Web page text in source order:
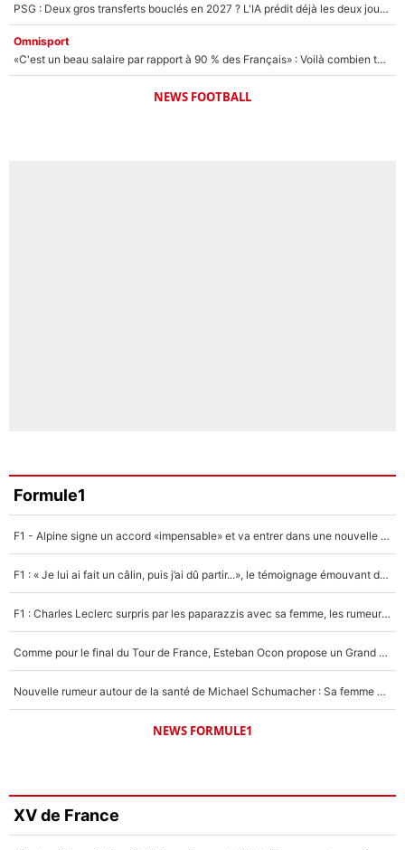
PSG : Deux gros transferts bouclés en 2027 ? L'IA prédit déjà les deux joueurs qui pourraient rejoindre Luis Enrique !
Omnisport
«C'est un beau salaire par rapport à 90 % des Français» : Voilà combien touchait Nelson Monfort sur France Télévisions avant de rejoindre CNews
NEWS FOOTBALL
Formule1
F1 - Alpine signe un accord «impensable» et va entrer dans une nouvelle dimension : Grande nouvelle pour Pierre Gasly !
F1 : « Je lui ai fait un câlin, puis j’ai dû partir...», le témoignage émouvant de Max Verstappen sur sa fille
F1 : Charles Leclerc surpris par les paparazzis avec sa femme, les rumeurs étaient vraies !
Comme pour le final du Tour de France, Esteban Ocon propose un Grand Prix de Formule 1 à Paris : «Autour de l’Arc de Triomphe, ce serait génial» !
Nouvelle rumeur autour de la santé de Michael Schumacher : Sa femme Corinna sort du silence
NEWS FORMULE1
XV de France